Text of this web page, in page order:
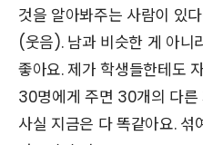
것을 알아봐주는 사람이 있
(웃음). 남과 비슷한 게 아니
좋아요. 제가 학생들한테도
30명에게 주면 30개의 다른
사실 지금은 다 똑같아요. 섞